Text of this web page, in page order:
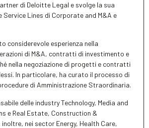
di Deloitte Legal e svolge la sua
Lines di Corporate and M&A e
considerevole esperienza nella
di M&A, contratti di investimento e
nella negoziazione di progetti e contratti
In particolare, ha curato il processo di
di Amministrazione Straordinaria.
delle industry Technology, Media and
e Real Estate, Construction &
nei sector Energy, Health Care,